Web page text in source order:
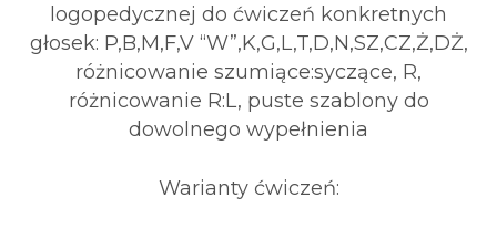
logopedycznej do ćwiczeń konkretnych
głosek: P,B,M,F,V “W”,K,G,L,T,D,N,SZ,CZ,Ż,DŻ,
różnicowanie szumiące:syczące, R,
różnicowanie R:L, puste szablony do
dowolnego wypełnienia
Warianty ćwiczeń: